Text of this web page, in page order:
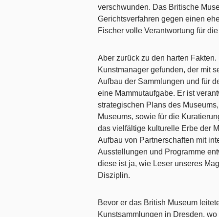
verschwunden. Das Britische
Gerichtsverfahren gegen einen
Fischer volle Verantwortung für
Aber zurück zu den harten
Kunstmanager gefunden, der mit
Aufbau der Sammlungen und für
eine Mammutaufgabe. Er ist
strategischen Plans des
Museums, sowie für die
das vielfältige kulturelle Erbe der
Aufbau von Partnerschaften mit
Ausstellungen und Programme
diese ist ja, wie Leser unseres
Disziplin.
Bevor er das British Museum
Kunstsammlungen in Dresden,